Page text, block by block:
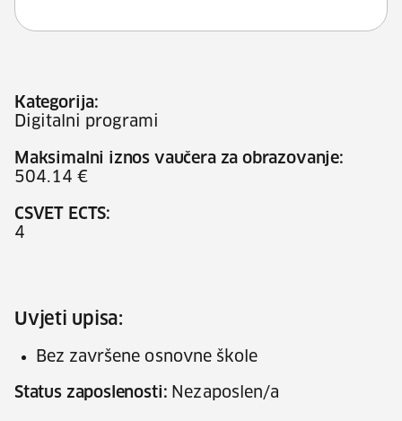
Kategorija:
Digitalni programi
Maksimalni iznos vaučera za obrazovanje:
504.14 €
CSVET ECTS:
4
Uvjeti upisa:
Bez završene osnovne škole
Status zaposlenosti: Nezaposlen/a